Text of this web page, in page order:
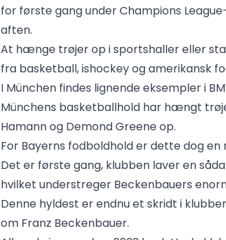
for første gang under Champions
aften.
At hænge trøjer op i sportshaller eller
fra basketball, ishockey og amerikansk
I München findes lignende eksempler i
Münchens basketballhold har hængt
Hamann og Demond Greene op.
For Bayerns fodboldhold er dette dog en
Det er første gang, klubben laver en
hvilket understreger Beckenbauers
Denne hyldest er endnu et skridt i
om Franz Beckenbauer.